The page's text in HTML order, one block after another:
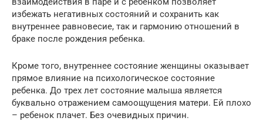
избежать негативных состояний и сохранить как
внутреннее равновесие, так и гармонию отношений в
браке после рождения ребенка.
Кроме того, внутреннее состояние женщины оказывает
прямое влияние на психологическое состояние
ребенка. До трех лет состояние малыша является
буквально отражением самоощущения матери. Ей плохо
– ребенок плачет. Без очевидных причин.